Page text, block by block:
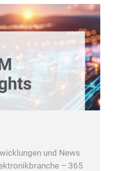
und News
– 365